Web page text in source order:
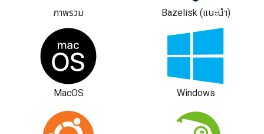
ภาพรวม Bazelisk (แนะนำ)
MacOS Windows